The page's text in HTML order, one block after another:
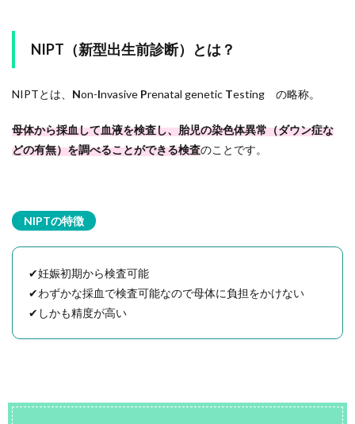
NIPT（新型出生前診断）とは？
NIPTとは、 Non-Invasive Prenatal genetic Testing の略称。
母体から採血して血液を検査し、胎児の染色体異常（ダウン症な
どの有無）を調べることができる検査のことです。
NIPTの特徴
✔妊娠初期から検査可能
✔わずかな採血で検査可能なので母体に負担をかけない
✔しかも精度が高い